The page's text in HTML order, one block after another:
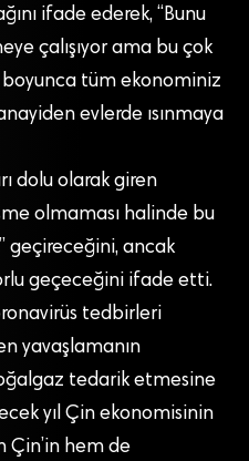
ifade ederek, “Bunu
çalışıyor ama bu çok
boyunca tüm ekonominiz
evlerde ısınmaya
dolu olarak giren
olmaması halinde bu
geçireceğini, ancak
geçeceğini ifade etti.
tedbirleri
yavaşlamanın
doğalgaz tedarik etmesine
yıl Çin ekonomisinin
Çin’in hem de